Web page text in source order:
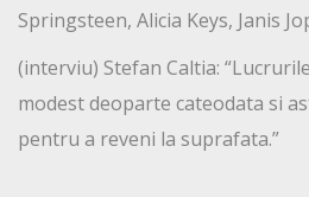
Springsteen, Alicia Keys, Janis
(interviu) Stefan Caltia:
modest deoparte cateodata si
pentru a reveni la suprafata.”